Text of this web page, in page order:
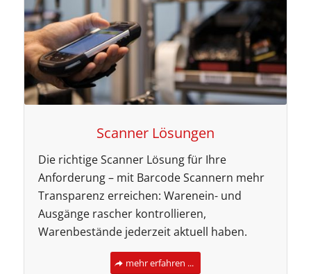
Scanner Lösungen
Die richtige Scanner Lösung für Ihre
Anforderung – mit Barcode Scannern mehr
Transparenz erreichen: Warenein- und
Ausgänge rascher kontrollieren,
Warenbestände jederzeit aktuell haben.
mehr erfahren ...